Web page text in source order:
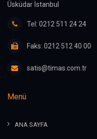
Üsküdar İstanbul
Tel: 0212 511 24 24
Faks: 0212 512 40 00
satis@timas.com.tr
Menü
ANA SAYFA